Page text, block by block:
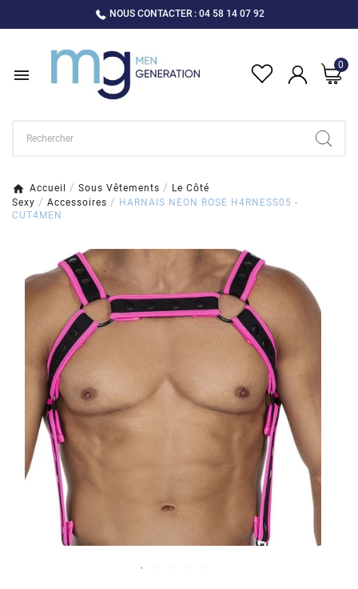
NOUS CONTACTER : 04 58 14 07 92

0
Accueil Sous Vêtements
Le Côté
Sexy
Accessoires
HARNAIS NEON ROSE H4RNESS05 -
CUT4MEN